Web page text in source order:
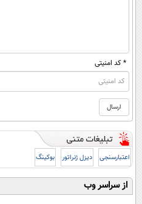
* کد امنیتی
اعتبارسنجی دیزل ژنراتور بوکینگ
از سراسر وب